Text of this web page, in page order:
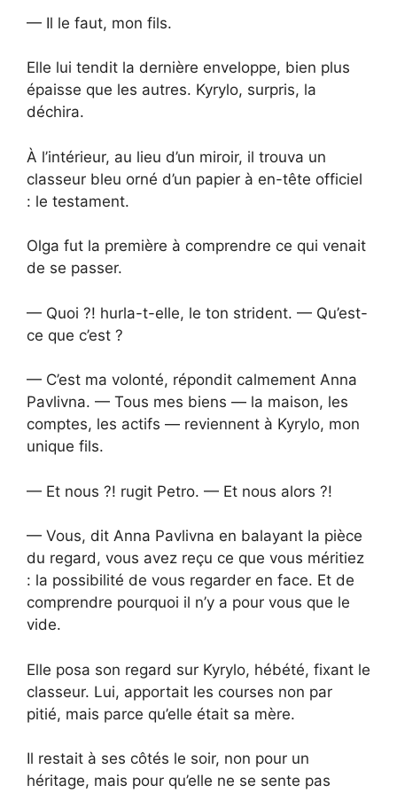
— Il le faut, mon fils.
Elle lui tendit la dernière enveloppe, bien plus
épaisse que les autres. Kyrylo, surpris, la
déchira.
À l’intérieur, au lieu d’un miroir, il trouva un
classeur bleu orné d’un papier à en-tête officiel
: le testament.
Olga fut la première à comprendre ce qui venait
de se passer.
— Quoi ?! hurla-t-elle, le ton strident. — Qu’est-
ce que c’est ?
— C’est ma volonté, répondit calmement Anna
Pavlivna. — Tous mes biens — la maison, les
comptes, les actifs — reviennent à Kyrylo, mon
unique fils.
— Et nous ?! rugit Petro. — Et nous alors ?!
— Vous, dit Anna Pavlivna en balayant la pièce
du regard, vous avez reçu ce que vous méritiez
: la possibilité de vous regarder en face. Et de
comprendre pourquoi il n’y a pour vous que le
vide.
Elle posa son regard sur Kyrylo, hébété, fixant le
classeur. Lui, apportait les courses non par
pitié, mais parce qu’elle était sa mère.
Il restait à ses côtés le soir, non pour un
héritage, mais pour qu’elle ne se sente pas